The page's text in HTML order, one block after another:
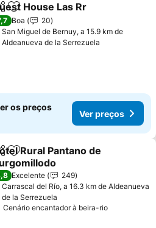
Adicionar aos favoritos
House Las Rr
Boa
20
San Miguel de Bernuy, a 15.9 km de
Aldeanueva de la Serrezuela
os preços
Ver preços
Adicionar aos favoritos
Rural Pantano de
Excelente
249
Carrascal del Río, a 16.3 km de Aldeanueva
de la Serrezuela
Cenário encantador à beira-rio